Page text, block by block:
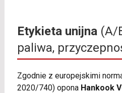
Etykieta unijna(A/
paliwa,
Zgodnie z europejskimi
2020/740) opona Hankook